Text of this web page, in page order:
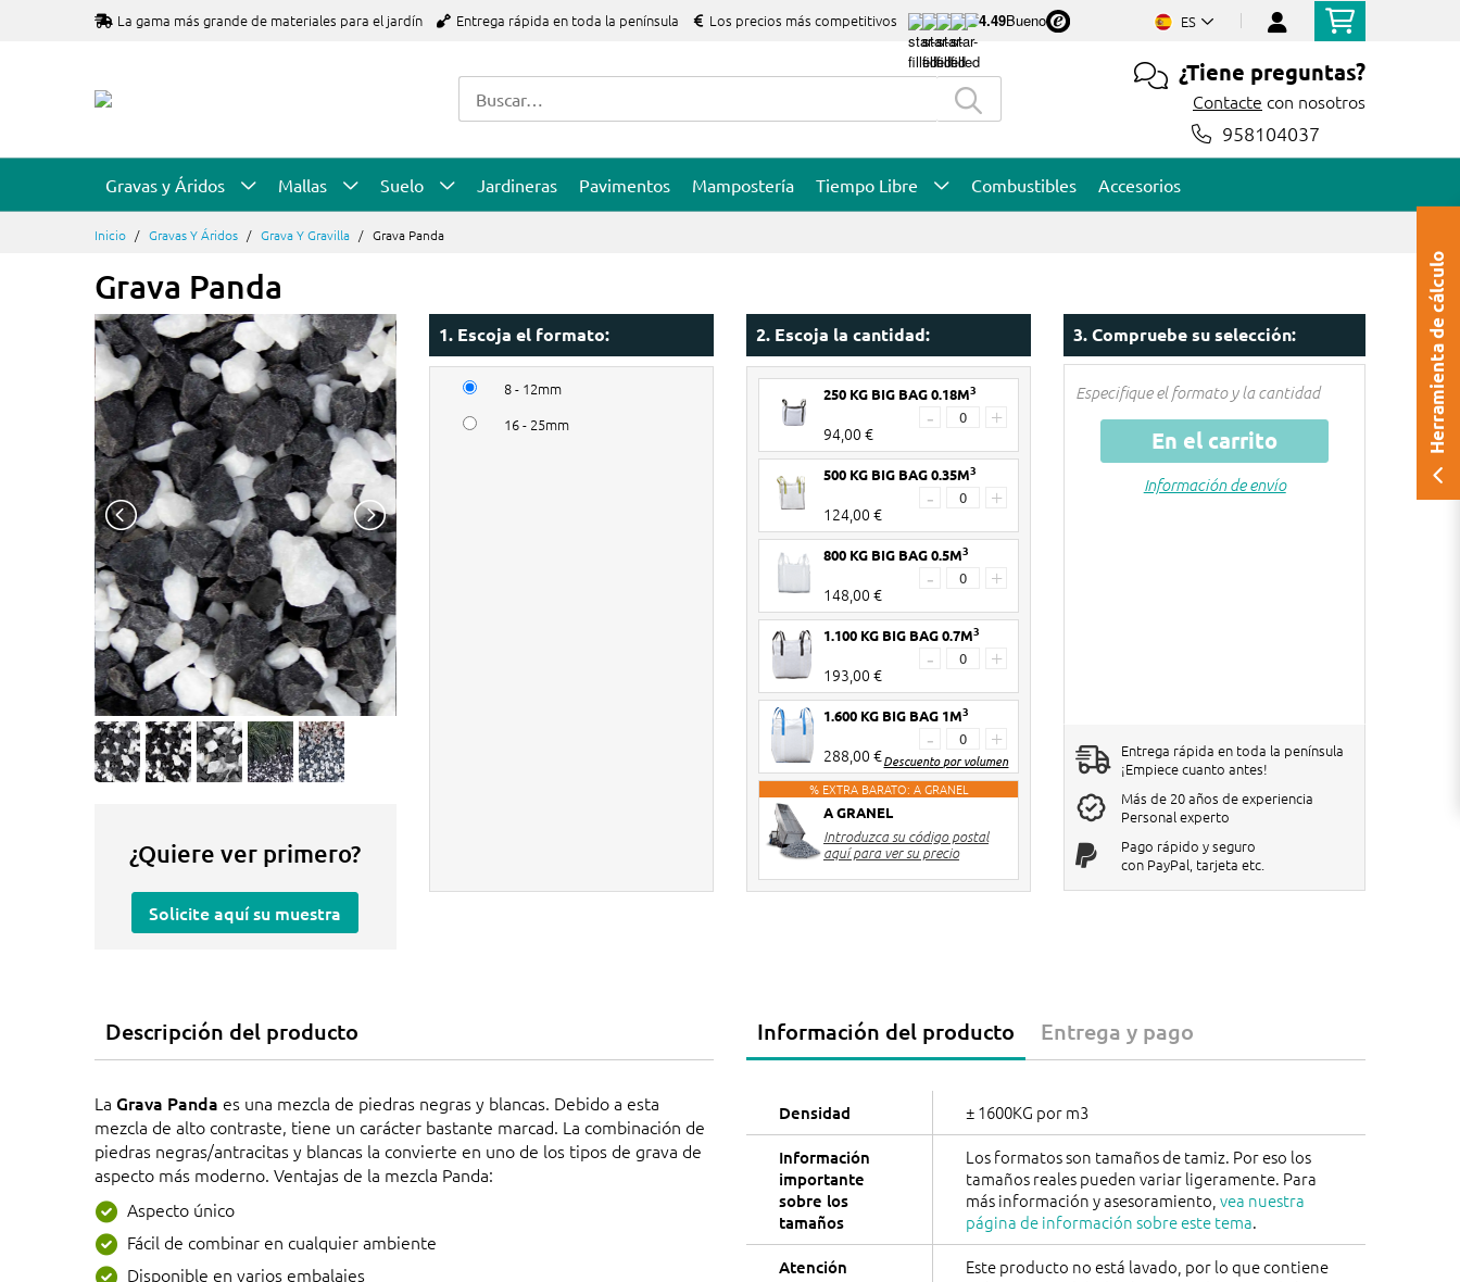
La gama más grande de materiales para el jardín Entrega rápida en toda la península Los precios más competitivos 4.49Bueno ES
¿Tiene preguntas?
Contacte con nosotros
958104037
Gravas y Áridos Mallas Suelo Jardineras Pavimentos Mampostería Tiempo Libre Combustibles Accesorios
Inicio Gravas Y Áridos Grava Y Gravilla Grava Panda
Grava Panda
¿Quiere ver primero?
Solicite aquí su muestra
1. Escoja el formato:
8 - 12mm
16 - 25mm
2. Escoja la cantidad:
250 KG BIG BAG 0.18M3
94,00 €
- +
500 KG BIG BAG 0.35M3
124,00 €
- +
800 KG BIG BAG 0.5M3
148,00 €
- +
1.100 KG BIG BAG 0.7M3
193,00 €
- +
1.600 KG BIG BAG 1M3
288,00 €
- +
Descuento por volumen
unidades
€9 de descuento por big bag
unidades
€12 de descuento por big
bag
Los descuentos se abonarán en la cesta
de la compra.
% EXTRA BARATO: A GRANEL
A GRANEL
Introduzca su código postal
aquí para ver su precio
3. Compruebe su selección:
Especifique el formato y la cantidad
En el carrito
Información de envío
Entrega rápida en toda la península
¡Empiece cuanto antes!
Más de 20 años de experiencia
Personal experto
Pago rápido y seguro
con PayPal, tarjeta etc.
Descripción del producto
La Grava Panda es una mezcla de piedras negras y blancas. Debido a esta
mezcla de alto contraste, tiene un carácter bastante marcad. La combinación de
piedras negras/antracitas y blancas la convierte en uno de los tipos de grava de
aspecto más moderno. Ventajas de la mezcla Panda:
Aspecto único
Fácil de combinar en cualquier ambiente
Disponible en varios embalajes
Información del producto
Densidad ± 1600KG por m3
Información
importante
sobre los
tamaños
Los formatos son tamaños de tamiz. Por eso los
tamaños reales pueden variar ligeramente. Para
más información y asesoramiento, vea nuestra
página de información sobre este tema.
Atención
Este producto no está lavado, por lo que contiene
Entrega y pago
Herramienta de cálculo